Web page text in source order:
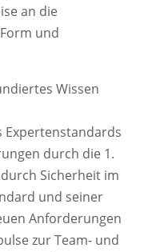
an die
und
Wissen
Expertenstandards
durch die 1.
Sicherheit im
und seiner
Anforderungen
zur Team- und